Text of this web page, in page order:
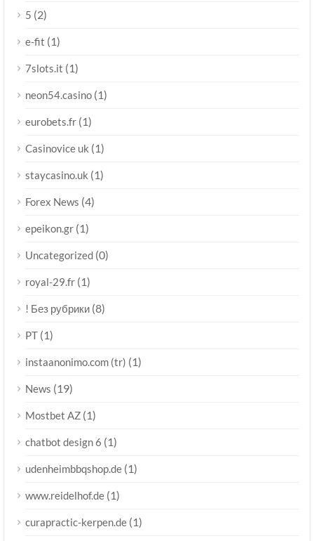
5 (2)
e-fit (1)
7slots.it (1)
neon54.casino (1)
eurobets.fr (1)
Casinovice uk (1)
staycasino.uk (1)
Forex News (4)
epeikon.gr (1)
Uncategorized (0)
royal-29.fr (1)
! Без рубрики (8)
PT (1)
instaanonimo.com (tr) (1)
News (19)
Mostbet AZ (1)
chatbot design 6 (1)
udenheimbbqshop.de (1)
www.reidelhof.de (1)
curapractic-kerpen.de (1)